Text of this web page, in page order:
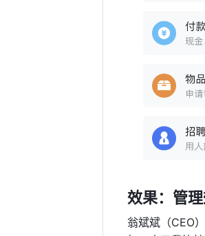
效果：管
翁斌斌（CEO